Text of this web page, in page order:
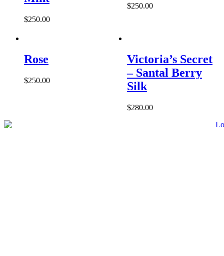
$250.00
$250.00
Rose
$250.00
Victoria’s Secret
– Santal Berry
Silk
$280.00